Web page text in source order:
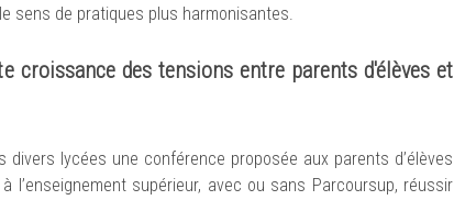
sens de pratiques plus harmonisantes.
croissance des tensions entre parents d'élèves et
divers lycées une conférence proposée aux parents d’élèves
l’enseignement supérieur, avec ou sans Parcoursup, réussir